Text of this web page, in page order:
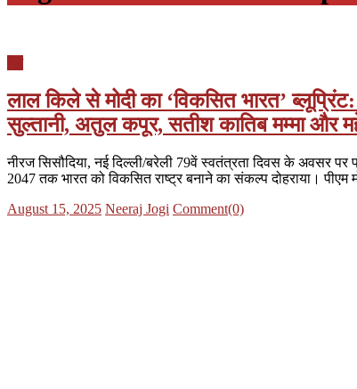
लाल किले से मोदी का ‘विकसित भारत’
सुल्तानी, अतुल कपूर, सतीश कातिब मम्मा और
नीरज सिसौदिया, नई दिल्ली/बरेली 79वें स्वतंत्रता दिवस के अवसर
2047 तक भारत को विकसित राष्ट्र बनाने का संकल्प दोहराया।
Posted
August 15, 2025 Author
Neeraj Jogi Comment(0)